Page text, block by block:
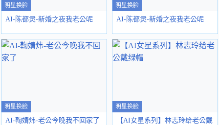
明星换脸
AI-陈都灵-新婚之夜我老公呢
明星换脸
AI-陈都灵-新婚之夜我老公呢
明星换脸
AI-鞠婧炜-老公今晚我不回家了
明星换脸
【AI女星系列】林志玲给老公戴